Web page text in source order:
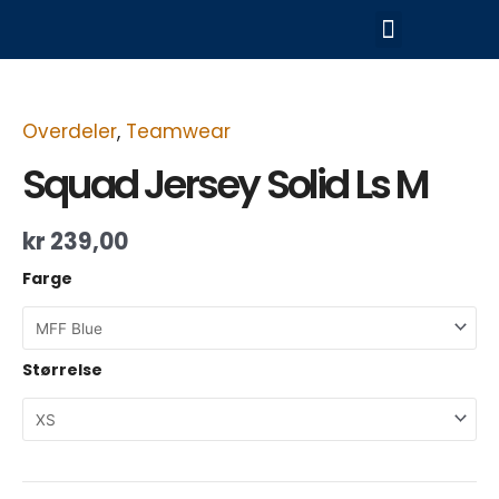
til
Meny
Overdeler, Teamwear
Squad Jersey Solid Ls M
kr 239,00
Farge
Størrelse
Ls
antall